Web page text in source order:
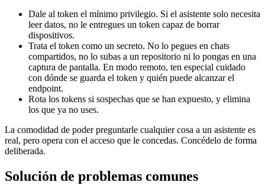
Dale al token el mínimo privilegio. Si el asistente solo necesita
leer datos, no le entregues un token capaz de borrar
dispositivos.
Trata el token como un secreto. No lo pegues en chats
compartidos, no lo subas a un repositorio ni lo pongas en una
captura de pantalla. En modo remoto, ten especial cuidado
con dónde se guarda el token y quién puede alcanzar el
endpoint.
Rota los tokens si sospechas que se han expuesto, y elimina
los que ya no uses.
La comodidad de poder preguntarle cualquier cosa a un asistente es
real, pero opera con el acceso que le concedas. Concédelo de forma
deliberada.
Solución de problemas comunes